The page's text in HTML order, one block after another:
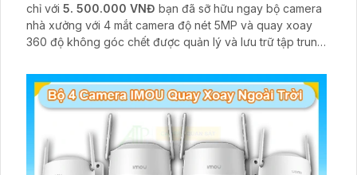
chỉ với 5. 500.000 VNĐ bạn đã sỡ hữu ngay bộ camera
nhà xưởng với 4 mắt camera độ nét 5MP và quay xoay
360 độ không góc chết được quản lý và lưu trữ tập trung